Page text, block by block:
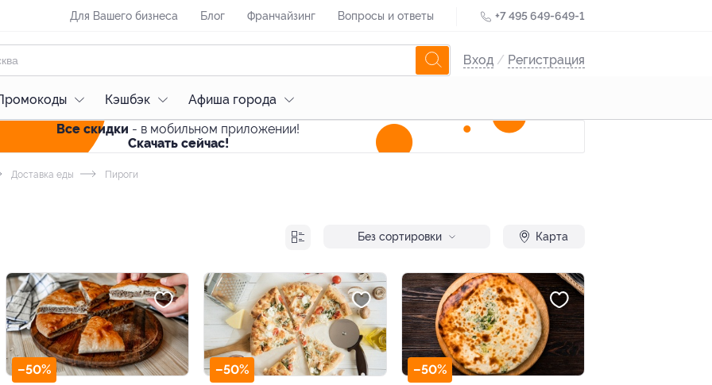
Для Вашего бизнеса Блог Франчайзинг Вопросы и ответы +7 495 649-649-1
Вход / Регистрация
Кэшбэк
Афиша города
Все скидки - в мобильном приложении!
Скачать сейчас!
Доставка еды Пироги
Без сортировки Карта
–50% –50% –50%